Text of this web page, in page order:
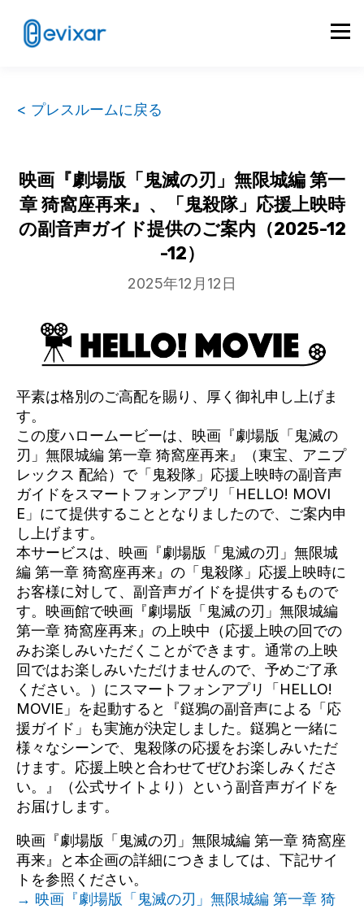
< プレスルームに戻る
映画『劇場版「鬼滅の刃」無限城編 第一
章 猗窩座再来』、「鬼殺隊」応援上映時
の副音声ガイド提供のご案内（2025-12
-12）
2025年12月12日
平素は格別のご高配を賜り、厚く御礼申し上げま
す。
この度ハロームービーは、映画『劇場版「鬼滅の
刃」無限城編 第一章 猗窩座再来』（東宝、アニプ
レックス 配給）で「鬼殺隊」応援上映時の副音声
ガイドをスマートフォンアプリ「HELLO! MOVI
E」にて提供することとなりましたので、ご案内申
し上げます。
本サービスは、映画『劇場版「鬼滅の刃」無限城
編 第一章 猗窩座再来』の「鬼殺隊」応援上映時に
お客様に対して、副音声ガイドを提供するもので
す。映画館で映画『劇場版「鬼滅の刃」無限城編
第一章 猗窩座再来』の上映中（応援上映の回での
みお楽しみいただくことができます。通常の上映
回ではお楽しみいただけませんので、予めご了承
ください。）にスマートフォンアプリ「HELLO!
MOVIE」を起動すると『鎹鴉の副音声による「応
援ガイド」も実施が決定しました。鎹鴉と一緒に
様々なシーンで、鬼殺隊の応援をお楽しみいただ
けます。応援上映と合わせてぜひお楽しみくださ
い。』（公式サイトより）という副音声ガイドを
お届けします。
映画『劇場版「鬼滅の刃」無限城編 第一章 猗窩座
再来』と本企画の詳細につきましては、下記サイ
トを参照ください。
→ 映画『劇場版「鬼滅の刃」無限城編 第一章 猗